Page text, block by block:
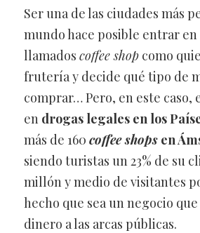
Ser una de las ciudades más
mundo hace posible entrar en
llamados coffee shopcomo
frutería y decide qué tipo de
comprar… Pero, en este caso,
en drogas legales en los
más de 160 coffee shopsen
siendo turistas un 23% de su
millón y medio de visitantes
hecho que sea un negocio
dinero a las arcas públicas.